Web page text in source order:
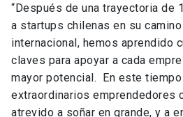
“Después de una trayectoria de
a startups chilenas en su
internacional, hemos aprendido
claves para apoyar a cada
mayor potencial. En este
extraordinarios emprendedores
atrevido a soñar en grande, y a